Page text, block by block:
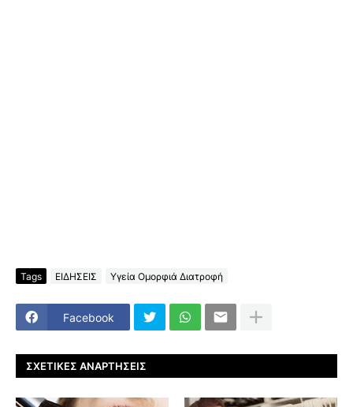
Tags ΕΙΔΗΣΕΙΣ Υγεία Ομορφιά Διατροφή
Facebook
ΣΧΕΤΙΚΈΣ ΑΝΑΡΤΉΣΕΙΣ